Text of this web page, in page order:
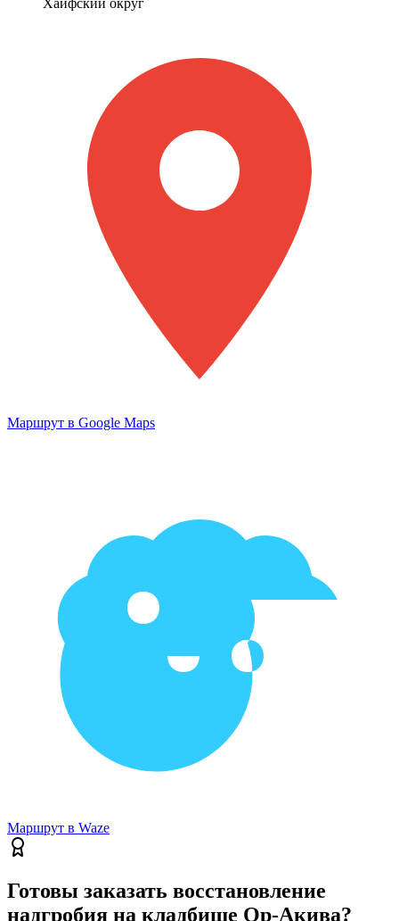
Хайфский округ
Маршрут в Google Maps
Маршрут в Waze
Готовы заказать восстановление
надгробия на кладбище Ор-Акива?